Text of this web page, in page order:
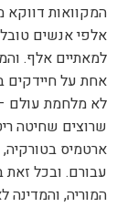
המקוואות דווקא
אלפי אנשים
למאתיים אלף.
אחת על
לא מלחמת עולם
שרוצים שחיטה
ארטמיס בטורקיה,
עבורם. ובכל
המוריה,